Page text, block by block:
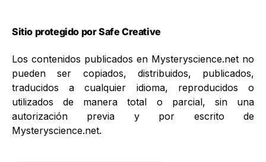
Sitio protegido por Safe Creative
Los contenidos publicados en Mysteryscience.net no
pueden ser copiados, distribuidos, publicados,
traducidos a cualquier idioma, reproducidos o
utilizados de manera total o parcial, sin una
autorización previa y por escrito de
Mysteryscience.net.